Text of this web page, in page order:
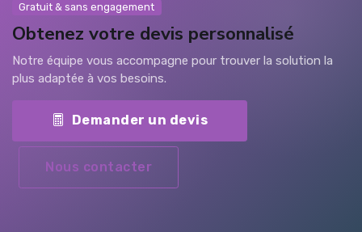
Gratuit & sans engagement
Obtenez votre devis personnalisé
Notre équipe vous accompagne pour trouver la solution la
plus adaptée à vos besoins.
Demander un devis
Nous contacter